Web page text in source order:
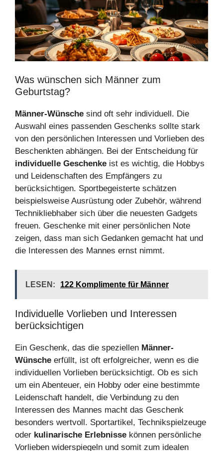
Was wünschen sich Männer zum
Geburtstag?
Männer-Wünsche sind oft sehr individuell. Die
Auswahl eines passenden Geschenks sollte stark
von den persönlichen Interessen und Vorlieben des
Beschenkten abhängen. Bei der Entscheidung für
individuelle Geschenke ist es wichtig, die Hobbys
und Leidenschaften des Empfängers zu
berücksichtigen. Sportbegeisterte schätzen
beispielsweise Ausrüstung oder Zubehör, während
Technikliebhaber sich über die neuesten Gadgets
freuen. Geschenke mit einer persönlichen Note
zeigen, dass man sich Gedanken gemacht hat und
die Interessen des Mannes ernst nimmt.
LESEN: 122 Komplimente für Männer
Individuelle Vorlieben und Interessen
berücksichtigen
Ein Geschenk, das die speziellen Männer-
Wünsche erfüllt, ist oft erfolgreicher, wenn es die
individuellen Vorlieben berücksichtigt. Ob es sich
um ein Abenteuer, ein Hobby oder eine bestimmte
Leidenschaft handelt, die Verbindung zu den
Interessen des Mannes macht das Geschenk
besonders wertvoll. Sportartikel, Technikspielzeuge
oder kulinarische Erlebnisse können persönliche
Vorlieben widerspiegeln und somit zum idealen